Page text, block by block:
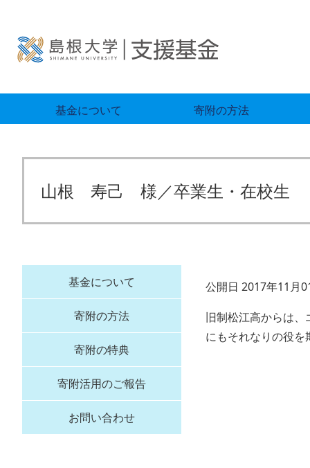
基金について 寄附の方法
山根 寿己 様／卒業生・在校生
公開日 2017年11月
旧制松江高からは
にもそれなりの役
基金について
寄附の方法
寄附の特典
寄附活用のご報告
お問い合わせ